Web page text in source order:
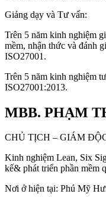
Giảng dạy và Tư vấn:
Trên 5 năm kinh nghiệm
mềm, nhận thức và đánh
ISO27001.
Trên 5 năm kinh nghiệm
ISO27001:2013.
MBB. PHẠM
CHỦ TỊCH – GIÁM
Kinh nghiệm Lean, Six
kế& phát triển phần mềm
Nơi ở hiện tại: Phú Mỹ